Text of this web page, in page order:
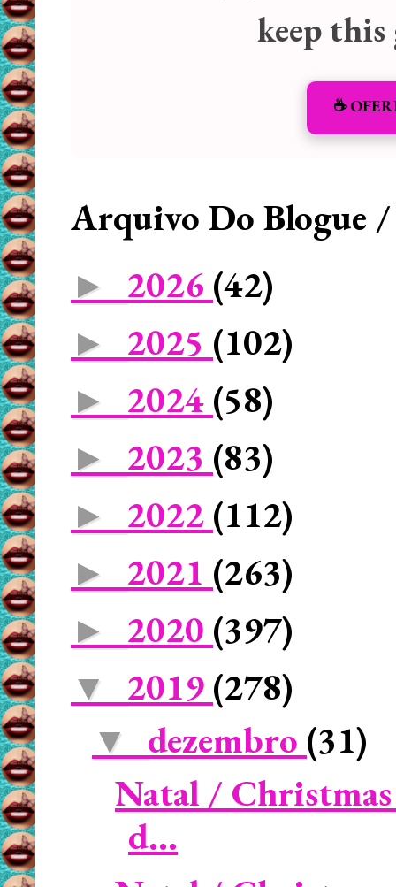
keep
☕️
Arquivo Do Blogue
► 2026 (42)
► 2025 (102)
► 2024 (58)
► 2023 (83)
► 2022 (112)
► 2021 (263)
► 2020 (397)
▼ 2019 (278)
▼ dezembro (31)
Natal / Christmas
d...